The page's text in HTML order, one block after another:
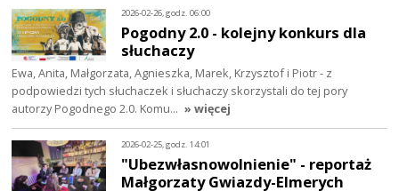
2026-02-26, godz. 06:00
Pogodny 2.0 - kolejny konkurs dla
słuchaczy
Ewa, Anita, Małgorzata, Agnieszka, Marek, Krzysztof i Piotr - z
podpowiedzi tych słuchaczek i słuchaczy skorzystali do tej pory
autorzy Pogodnego 2.0. Komu… » więcej
2026-02-25, godz. 14:01
"Ubezwłasnowolnienie" - reportaż
Małgorzaty Gwiazdy-Elmerych